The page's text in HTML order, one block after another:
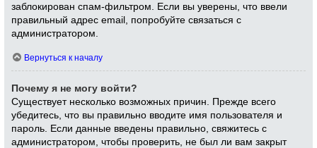
заблокирован спам-фильтром. Если вы уверены, что ввели
правильный адрес email, попробуйте связаться с
администратором.
Вернуться к началу
Почему я не могу войти?
Существует несколько возможных причин. Прежде всего
убедитесь, что вы правильно вводите имя пользователя и
пароль. Если данные введены правильно, свяжитесь с
администратором, чтобы проверить, не был ли вам закрыт